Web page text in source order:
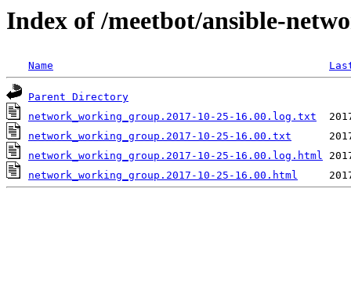
Index of /meetbot/ansible-
Name
Parent Directory
network_working_group.2017-10-25-16.00.log.txt
network_working_group.2017-10-25-16.00.txt
network_working_group.2017-10-25-16.00.log.html
network_working_group.2017-10-25-16.00.html